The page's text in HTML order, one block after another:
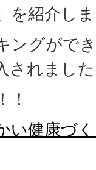
を紹介し
ングがで
されまし
！
い健康づ